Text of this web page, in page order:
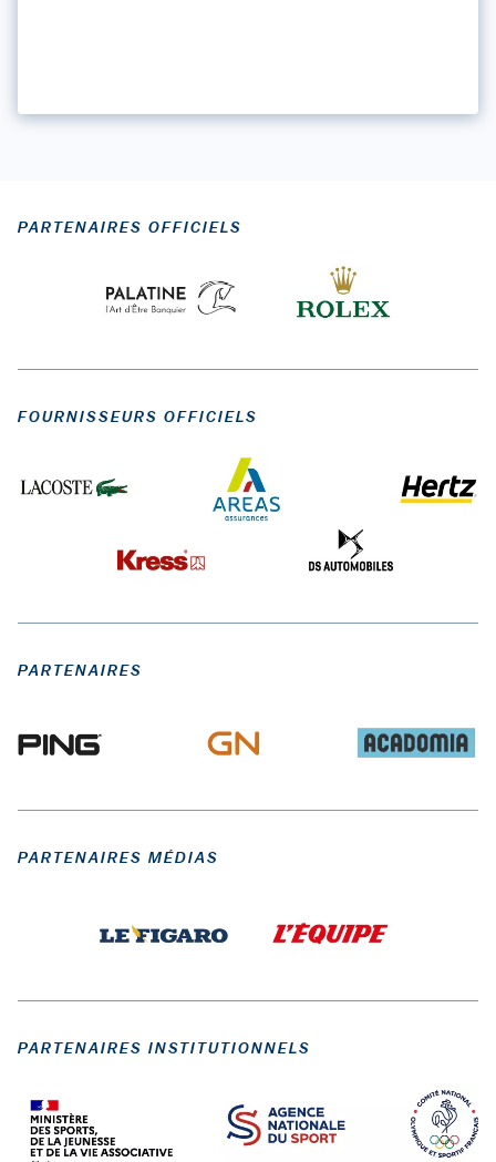
PARTENAIRES OFFICIELS
FOURNISSEURS OFFICIELS
PARTENAIRES
PARTENAIRES MÉDIAS
PARTENAIRES INSTITUTIONNELS